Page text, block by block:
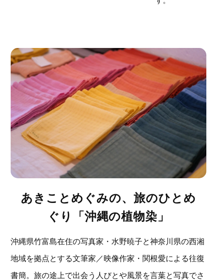
あきことめぐみの、旅のひとめ
ぐり「沖縄の植物染」
沖縄県竹富島在住の写真家・水野暁子と神奈川県の西湘
地域を拠点とする文筆家／映像作家・関根愛による往復
書簡。旅の途上で出会う人びとや風景を言葉と写真でさ